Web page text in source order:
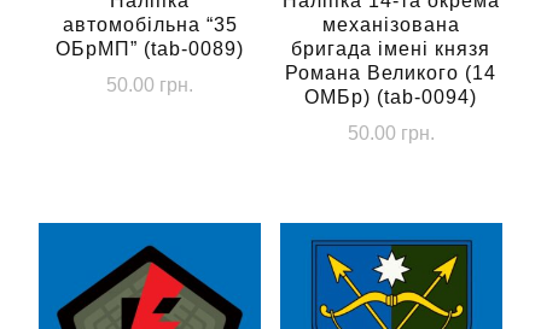
автомобільна “35
ОБрМП” (tab-0089)
50.00 грн.
механізована
бригада імені князя
Романа Великого (14
ОМБр) (tab-0094)
50.00 грн.